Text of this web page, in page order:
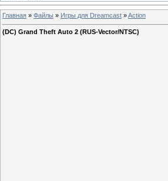
Главная » Файлы » Игры для Dreamcast »Action
(DC) Grand Theft Auto 2 (RUS-Vector/NTSC)